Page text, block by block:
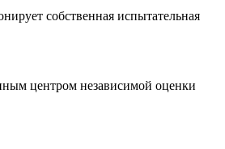
собственная испытательная
центром независимой оценки